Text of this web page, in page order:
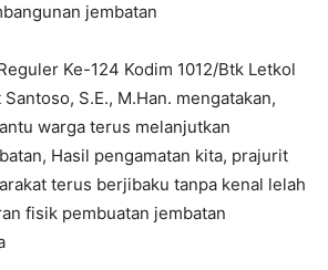
jembatan
Ke-124 Kodim 1012/Btk Letkol
S.E., M.Han. mengatakan,
warga terus melanjutkan
Hasil pengamatan kita, prajurit
terus berjibaku tanpa kenal lelah
fisik pembuatan jembatan